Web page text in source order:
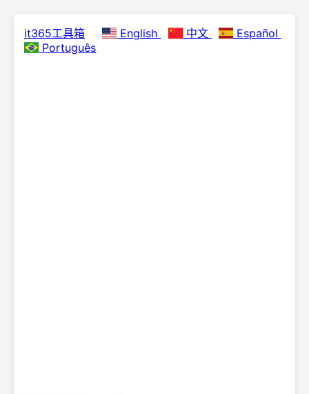
it365工具箱 English 中文
Español
Português